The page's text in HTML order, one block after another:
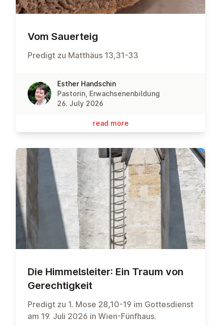
Vom Sauerteig
Predigt zu Matthäus 13,31-33
Esther Handschin
Pastorin, Erwachsenenbildung
26. July 2026
read more
Die Him­melsleit­er: Ein Traum von
Gerechtigkeit
Predigt zu 1. Mose 28,10-19 im Gottesdienst
am 19. Juli 2026 in Wien-Fünfhaus.